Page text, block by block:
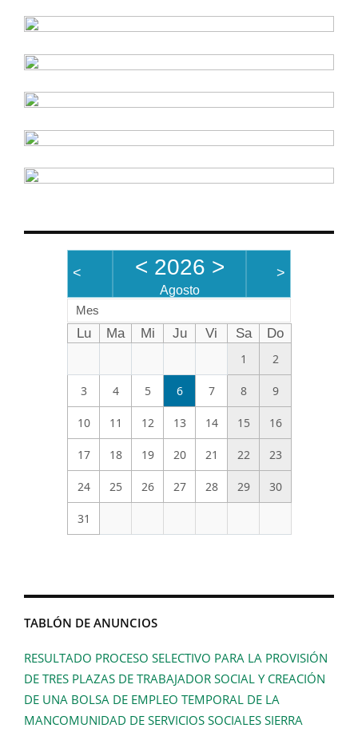
< < 2026 >
Agosto
>
Mes
Lu Ma Mi Ju Vi Sa
Do
1
2
3 4 5 6 7 8 9
10 11 12 13 14 15 16
17 18 19 20 21 22 23
24 25 26 27 28 29 30
31
TABLÓN DE ANUNCIOS
RESULTADO PROCESO SELECTIVO PARA LA PROVISIÓN
DE TRES PLAZAS DE TRABAJADOR SOCIAL Y CREACIÓN
DE UNA BOLSA DE EMPLEO TEMPORAL DE LA
MANCOMUNIDAD DE SERVICIOS SOCIALES SIERRA